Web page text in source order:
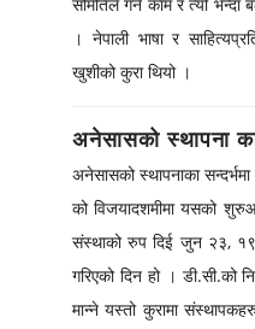
। नेपाली भाषा र
खुशीको कुरा थियो ।
अनेसासको स्थापना
अनेसासको स्थापनाका
को विजयादशमीमा यसको
संस्थाको रुप दिई जुन २३,
गरिएको दिन हो । डी.सी.को
मान्ने यस्तो कुरामा